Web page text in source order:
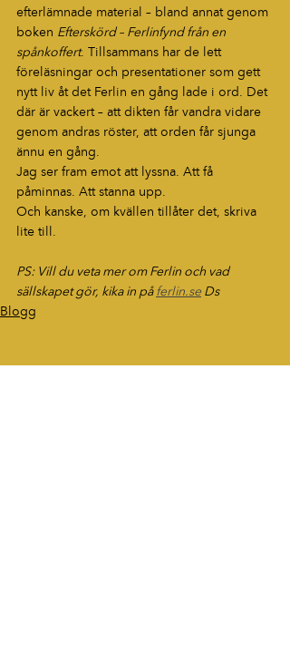
efterlämnade material – bland annat genom
boken Efterskörd – Ferlinfynd från en
spånkoffert. Tillsammans har de lett
föreläsningar och presentationer som gett
nytt liv åt det Ferlin en gång lade i ord. Det
där är vackert – att dikten får vandra vidare
genom andras röster, att orden får sjunga
ännu en gång.
Jag ser fram emot att lyssna. Att få
påminnas. Att stanna upp.
Och kanske, om kvällen tillåter det, skriva
lite till.
PS: Vill du veta mer om Ferlin och vad
sällskapet gör, kika in på ferlin.se Ds
Blogg